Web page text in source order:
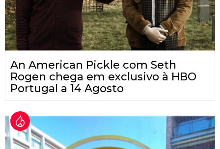
An American Pickle com Seth
Rogen chega em exclusivo à HBO
Portugal a 14 Agosto